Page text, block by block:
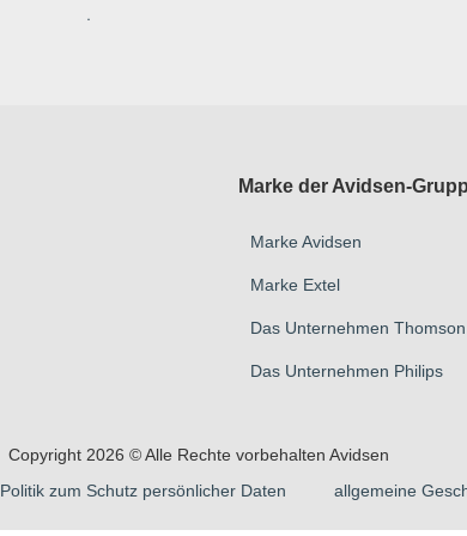
.
Marke der Avidsen-
Marke Avidsen
Marke Extel
Das Unternehmen Thomson
Das Unternehmen Philips
Copyright 2026 © Alle Rechte vorbehalten Avidsen
Politik zum Schutz persönlicher Daten allgemeine